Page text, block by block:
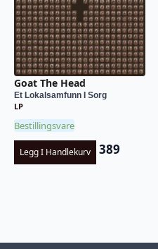
Goat The Head
Et Lokalsamfunn I Sorg
LP
Bestillingsvare
Legg I Handlekurv 389